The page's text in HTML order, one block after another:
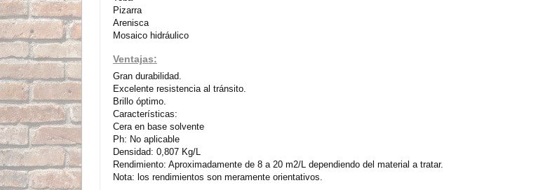
Pizarra
Arenisca
Mosaico hidráulico
Ventajas:
Gran durabilidad.
Excelente resistencia al tránsito.
Brillo óptimo.
Características:
Cera en base solvente
Ph: No aplicable
Densidad: 0,807 Kg/L
Rendimiento: Aproximadamente de 8 a 20 m2/L dependiendo del material a tratar.
Nota: los rendimientos son meramente orientativos.